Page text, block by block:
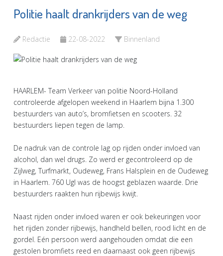
Politie haalt drankrijders van de weg
Redactie 22-08-2022 Binnenland
HAARLEM- Team Verkeer van politie Noord-Holland
controleerde afgelopen weekend in Haarlem bijna 1.300
bestuurders van auto’s, bromfietsen en scooters. 32
bestuurders liepen tegen de lamp.
De nadruk van de controle lag op rijden onder invloed van
alcohol, dan wel drugs. Zo werd er gecontroleerd op de
Zijlweg, Turfmarkt, Oudeweg, Frans Halsplein en de Oudeweg
in Haarlem. 760 Ugl was de hoogst geblazen waarde. Drie
bestuurders raakten hun rijbewijs kwijt.
Naast rijden onder invloed waren er ook bekeuringen voor
het rijden zonder rijbewijs, handheld bellen, rood licht en de
gordel. Eén persoon werd aangehouden omdat die een
gestolen bromfiets reed en daarnaast ook geen rijbewijs